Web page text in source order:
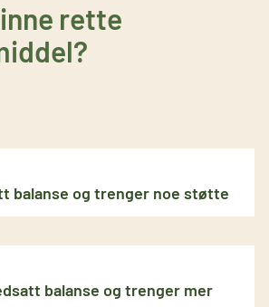
rette
balanse og trenger noe støtte
balanse og trenger mer